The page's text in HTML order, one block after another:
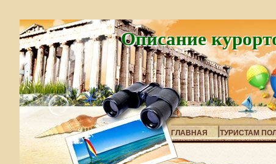
Описание
ГЛАВНАЯ ТУРИСТАМ